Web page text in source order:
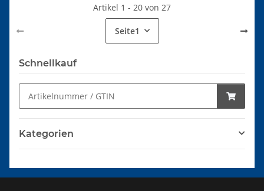
Artikel 1 - 20 von 27
Seite1
Schnellkauf
Kategorien